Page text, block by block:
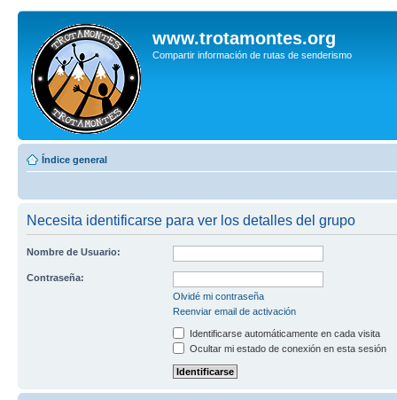
www.trotamontes.org
Compartir información de rutas de senderismo
Índice general
Necesita identificarse para ver los detalles del grupo
Nombre de Usuario:
Contraseña:
Olvidé mi contraseña
Reenviar email de activación
Identificarse automáticamente en cada visita
Ocultar mi estado de conexión en esta sesión